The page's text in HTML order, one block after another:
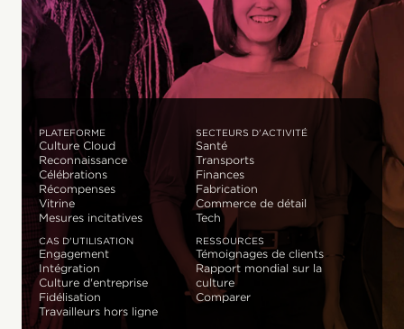
PLATEFORME
Culture Cloud
Reconnaissance
Célébrations
Récompenses
Vitrine
Mesures incitatives
SECTEURS D'ACTIVITÉ
Santé
Transports
Finances
Fabrication
Commerce de détail
Tech
CAS D'UTILISATION
Engagement
Intégration
Culture d'entreprise
Fidélisation
Travailleurs hors ligne
RESSOURCES
Témoignages de clients
Rapport mondial sur la
culture
Comparer